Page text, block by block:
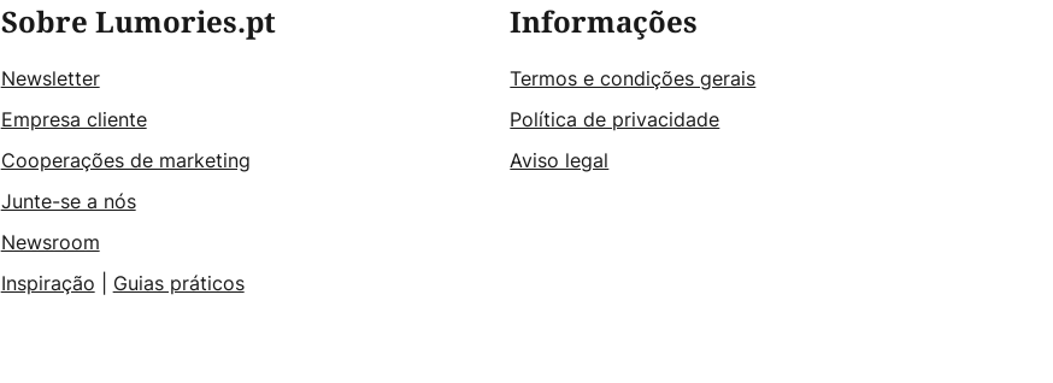
Sobre Lumories.pt
Newsletter
Empresa cliente
Cooperações de marketing
Junte-se a nós
Newsroom
Inspiração
Guias práticos
Informações
Termos e condições gerais
Política de privacidade
Aviso legal